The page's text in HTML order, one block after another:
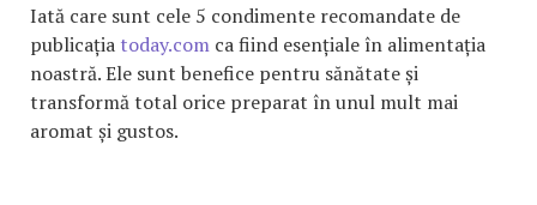
Iată care sunt cele 5 condimente recomandate de
publicația today.com ca fiind esențiale în alimentația
noastră. Ele sunt benefice pentru sănătate și
transformă total orice preparat în unul mult mai
aromat și gustos.